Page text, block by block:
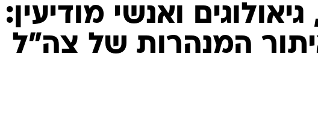
המייל האדום
ואנשי מודיעין:
המנהרות של צה"ל